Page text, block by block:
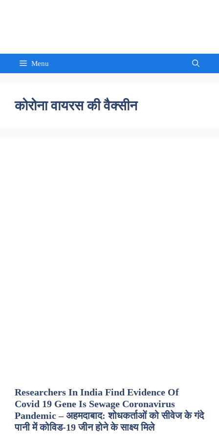
Menu
कोरोना वायरस की वैक्सीन
Researchers In India Find Evidence Of
Covid 19 Gene Is Sewage Coronavirus
Pandemic – अहमदाबाद: शोधकर्ताओं को सीवेज के गंदे
पानी में कोविड-19 जीन होने के साक्ष्य मिले